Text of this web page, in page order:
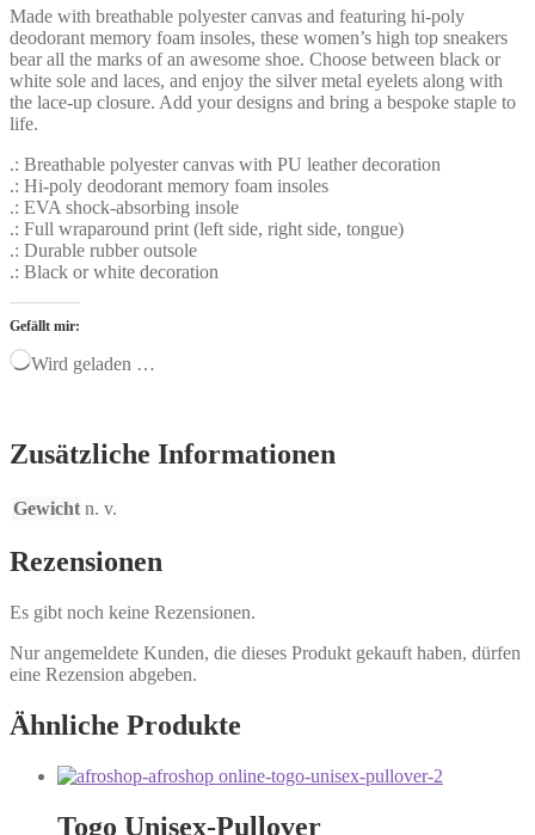
Made with breathable polyester canvas and featuring hi-poly
deodorant memory foam insoles, these women’s high top sneakers
bear all the marks of an awesome shoe. Choose between black or
white sole and laces, and enjoy the silver metal eyelets along with
the lace-up closure. Add your designs and bring a bespoke staple to
life.
.: Breathable polyester canvas with PU leather decoration
.: Hi-poly deodorant memory foam insoles
.: EVA shock-absorbing insole
.: Full wraparound print (left side, right side, tongue)
.: Durable rubber outsole
.: Black or white decoration
Gefällt mir:
Wird geladen …
Zusätzliche Informationen
Gewicht n. v.
Rezensionen
Es gibt noch keine Rezensionen.
Nur angemeldete Kunden, die dieses Produkt gekauft haben, dürfen
eine Rezension abgeben.
Ähnliche Produkte
Togo Unisex-Pullover